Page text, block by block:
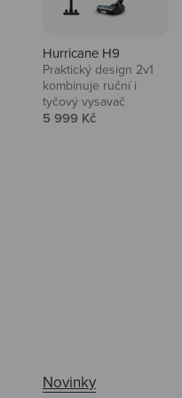
Hurricane H9
Praktický design 2v1
kombinuje ruční i
tyčový vysavač
Prodejní cena
5 999 Kč